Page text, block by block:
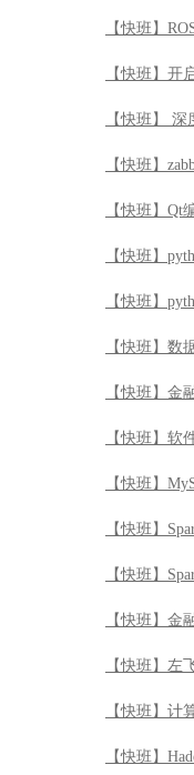
【快班】
【快班】开
【快班】
【快班】
【快班】Qt
【快班】
【快班】
【快班】数
【快班】金
【快班】软
【快班】
【快班】
【快班】
【快班】金
【快班】左
【快班】计
【快班】